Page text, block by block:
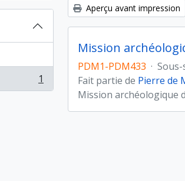
1
Aperçu avant impression
Mission
PDM1-PDM433 ·
Fait partie de Pierre de
Mission archéologique